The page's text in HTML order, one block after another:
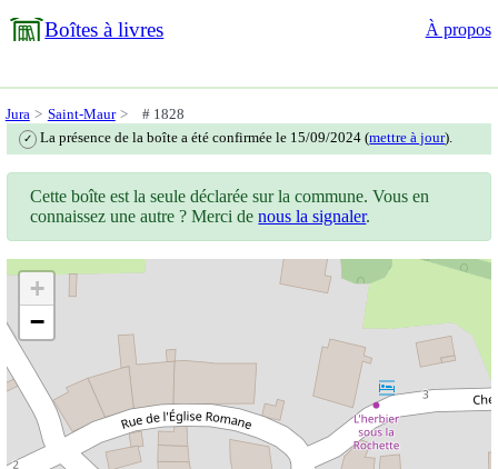
Boîtes à livres À propos
Jura Saint-Maur # 1828
✓ La présence de la boîte a été confirmée le 15/09/2024 (mettre à jour).
Cette boîte est la seule déclarée sur la commune. Vous en
connaissez une autre ? Merci denous la signaler.
+
−